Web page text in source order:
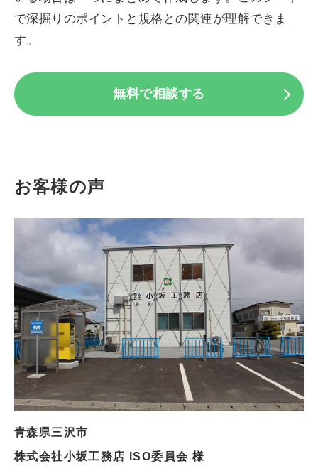
で深掘りのポイントと規格との関連が理解できま
す。
無料で相談する
お客様の声
青森県三沢市
株式会社小坂工務店 ISO委員会 様